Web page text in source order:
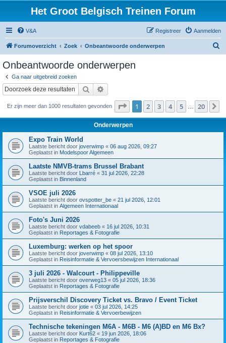
Het Groot Belgisch Treinen Forum
V&A Aanmelden
Registreer
Forumoverzicht Zoek Onbeantwoorde onderwerpen
Onbeantwoorde onderwerpen
Ga naar uitgebreid zoeken
Zoek
Er zijn meer dan 1000 resultaten gevonden Pagina van 20
1 2 3 4 5 20
Onderwerpen
Expo Train World
Laatste bericht door joverwimp « 06 aug 2026, 09:27
Geplaatst in Modelspoor Algemeen
Laatste NMVB-trams Brussel Brabant
Laatste bericht door Lbarré « 31 jul 2026, 22:28
Geplaatst in Binnenland
VSOE juli 2026
Laatste bericht door ovspotter_be « 21 jul 2026, 12:01
Geplaatst in Algemeen Internationaal
Foto's Juni 2026
Laatste bericht door vdabeeb « 16 jul 2026, 10:31
Geplaatst in Reportages & Fotografie
Luxemburg: werken op het spoor
Laatste bericht door joverwimp « 08 jul 2026, 13:10
Geplaatst in Reisinformatie & Vervoersbewijzen Internationaal
3 juli 2026 - Walcourt - Philippeville
Laatste bericht door overweg13 « 05 jul 2026, 18:36
Geplaatst in Reportages & Fotografie
Prijsverschil Discovery Ticket vs. Bravo / Event Ticket
Laatste bericht door jotie « 03 jul 2026, 14:25
Geplaatst in Reisinformatie & Vervoerbewijzen
Technische tekeningen M6A - M6B - M6 (A)BD en M6 Bx?
Laatste bericht door Kurt62 « 19 jun 2026, 18:06
Geplaatst in Reportages & Fotografie